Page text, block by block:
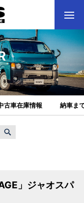
古車在庫情報 納車ま
」ジャオスパ